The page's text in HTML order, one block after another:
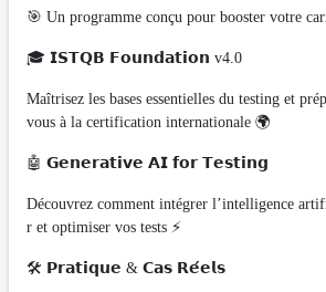
🎯 Un programme conçu pour booster votre
🎓 𝗜𝗦𝗧𝗤𝗕 𝗙𝗼𝘂𝗻𝗱𝗮𝘁𝗶𝗼𝗻 v4.0
Maîtrisez les bases essentielles du testing et
vous à la certification internationale 🌍
🤖 𝗚𝗲𝗻𝗲𝗿𝗮𝘁𝗶𝘃𝗲 𝗔𝗜 𝗳𝗼𝗿 𝗧𝗲𝘀𝘁𝗶𝗻𝗴
Découvrez comment intégrer l’intelligence
r et optimiser vos tests ⚡
🛠 𝗣𝗿𝗮𝘁𝗶𝗾𝘂𝗲 & 𝗖𝗮𝘀 𝗥𝗲́𝗲𝗹𝘀